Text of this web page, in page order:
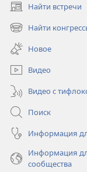
Найти встречи
(открывается
в
новом
окне)
Найти
(открывается
новом
окне)
Новое
Видео
Видео с
Поиск
Информация
Информация
сообщества